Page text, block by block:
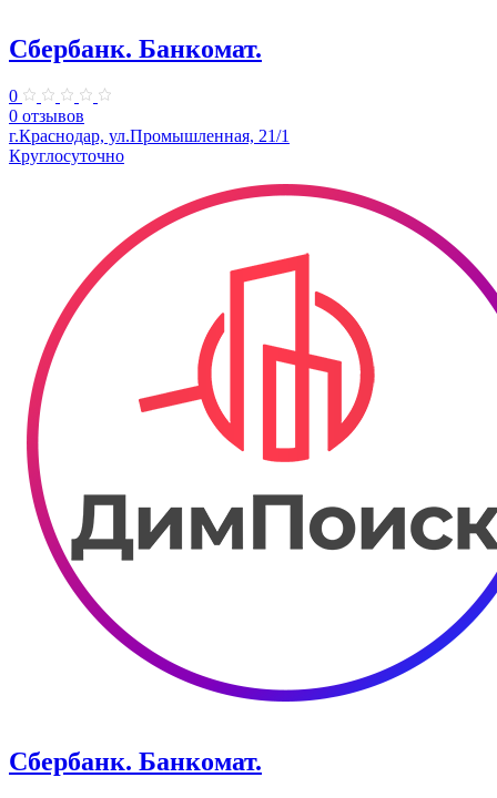
Сбербанк. Банкомат.
0
0 отзывов
г.Краснодар, ул.Промышленная, 21/1
Круглосуточно
Сбербанк. Банкомат.